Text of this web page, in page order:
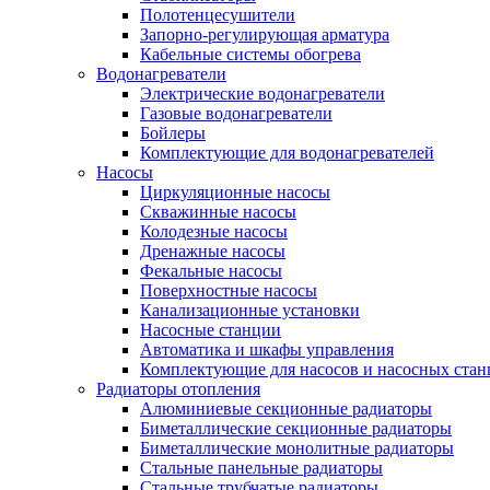
Полотенцесушители
Запорно-регулирующая арматура
Кабельные системы обогрева
Водонагреватели
Электрические водонагреватели
Газовые водонагреватели
Бойлеры
Комплектующие для водонагревателей
Насосы
Циркуляционные насосы
Скважинные насосы
Колодезные насосы
Дренажные насосы
Фекальные насосы
Поверхностные насосы
Канализационные установки
Насосные станции
Автоматика и шкафы управления
Комплектующие для насосов и насосных
Радиаторы отопления
Алюминиевые секционные радиаторы
Биметаллические секционные радиаторы
Биметаллические монолитные радиаторы
Стальные панельные радиаторы